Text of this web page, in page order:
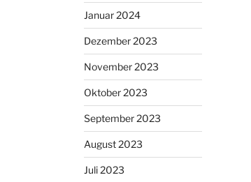
Januar 2024
Dezember 2023
November 2023
Oktober 2023
September 2023
August 2023
Juli 2023